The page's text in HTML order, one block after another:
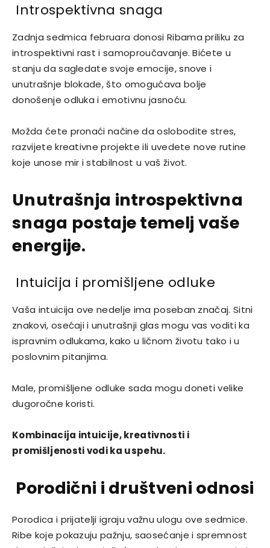
Introspektivna snaga
Zadnja sedmica februara donosi Ribama priliku za
introspektivni rast i samoproučavanje. Bićete u
stanju da sagledate svoje emocije, snove i
unutrašnje blokade, što omogućava bolje
donošenje odluka i emotivnu jasnoću.
Možda ćete pronaći načine da oslobodite stres,
razvijete kreativne projekte ili uvedete nove rutine
koje unose mir i stabilnost u vaš život.
Unutrašnja introspektivna
snaga postaje temelj vaše
energije.
Intuicija i promišljene odluke
Vaša intuicija ove nedelje ima poseban značaj. Sitni
znakovi, osećaji i unutrašnji glas mogu vas voditi ka
ispravnim odlukama, kako u ličnom životu tako i u
poslovnim pitanjima.
Male, promišljene odluke sada mogu doneti velike
dugoročne koristi.
Kombinacija intuicije, kreativnosti i
promišljenosti vodi ka uspehu.
Porodični i društveni odnosi
Porodica i prijatelji igraju važnu ulogu ove sedmice.
Ribe koje pokazuju pažnju, saosećanje i spremnost